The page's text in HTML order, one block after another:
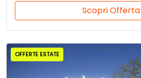
Scopri Offerta
OFFERTE ESTATE